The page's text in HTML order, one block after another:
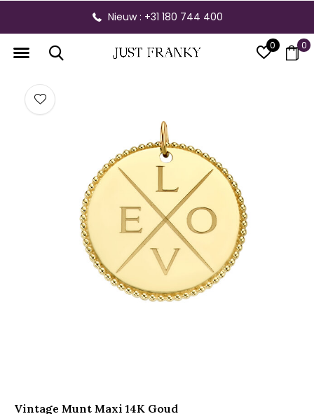
0 0
Nieuw : +31 180 744 400
Vintage Munt Maxi 14K Goud